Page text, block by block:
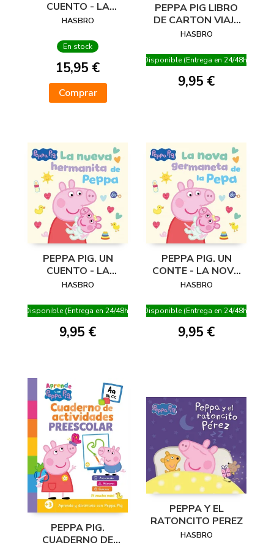
CUENTO - LA
HERMANA MAYOR
HASBRO
En stock
15,95 €
Comprar
PEPPA PIG LIBRO
DE CARTON VIAJE
AL ESPACIO
HASBRO
Disponible (Entrega en 24/48h)
9,95 €
PEPPA PIG. UN
CUENTO - LA
NUEVA HERMANITA
HASBRO
Disponible (Entrega en 24/48h)
9,95 €
PEPPA PIG. UN
CONTE - LA NOVA
GERMANETA DE LA
HASBRO
Disponible (Entrega en 24/48h)
9,95 €
PEPPA PIG.
CUADERNO DE
PEPPA Y EL
RATONCITO PEREZ
HASBRO